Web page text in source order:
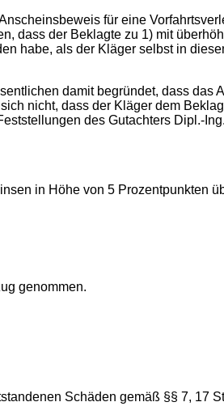
für eine
dass der Beklagte zu 1) mit
habe, als der Kläger selbst in
damit begründet, dass das
nicht, dass der Kläger dem
des Gutachters Dipl.-
in Höhe von 5 Prozentpunkten
genommen.
Schäden gemäß §§ 7, 17